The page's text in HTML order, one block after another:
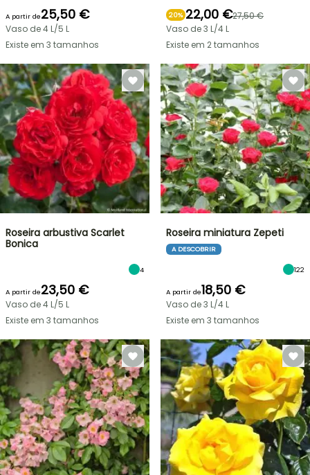
A partir de25,50 €
Vaso de 4 L/5 L
Existe em 3 tamanhos
20% 22,00 €27,50 €
Vaso de 3 L/4 L
Existe em 2 tamanhos
Roseira arbustiva Scarlet
Bonica
4
A partir de23,50 €
Vaso de 4 L/5 L
Existe em 3 tamanhos
Roseira miniatura Zepeti
A DESCOBRIR
122
A partir de18,50 €
Vaso de 3 L/4 L
Existe em 3 tamanhos